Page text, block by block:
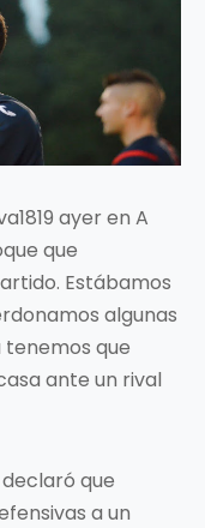
ayer en A
que
Estábamos
algunas
que
ante un rival
que
a un